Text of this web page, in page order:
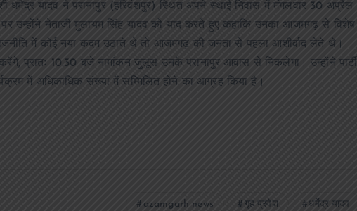
धर्मेंद्र यादव ने परानापुर (हरिवंशपुर) स्थित अपने स्थाई निवास में मंगलवार 30 अप्रैल
उन्होंने नेताजी मुलायम सिंह यादव को याद करते हुए कहाकि उनका आजमगढ़ से विशेष
में कोई नया कदम उठाते थे तो आजमगढ़ की जनता से पहला आशीर्वाद लेते थे।
प्रातः 10.30 बजे नामांकन जुलूस उनके परानापुर आवास से निकलेगा। उन्होंने पार्टी
में अधिकाधिक संख्या में सम्मिलित होने का आग्रह किया है।
azamgarh news गृह प्रवेश धर्मेंद्र यादव